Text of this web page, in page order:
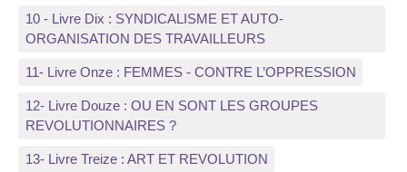
10 - Livre Dix : SYNDICALISME ET AUTO-
ORGANISATION DES TRAVAILLEURS
11- Livre Onze : FEMMES - CONTRE L’OPPRESSION
12- Livre Douze : OU EN SONT LES GROUPES
REVOLUTIONNAIRES ?
13- Livre Treize : ART ET REVOLUTION